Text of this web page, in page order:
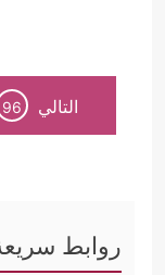
التالي 96
روابط